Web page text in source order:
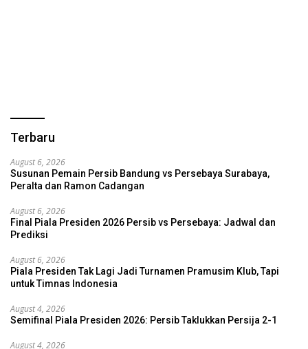
Terbaru
August 6, 2026
Susunan Pemain Persib Bandung vs Persebaya Surabaya,
Peralta dan Ramon Cadangan
August 6, 2026
Final Piala Presiden 2026 Persib vs Persebaya: Jadwal dan
Prediksi
August 6, 2026
Piala Presiden Tak Lagi Jadi Turnamen Pramusim Klub, Tapi
untuk Timnas Indonesia
August 4, 2026
Semifinal Piala Presiden 2026: Persib Taklukkan Persija 2-1
August 4, 2026